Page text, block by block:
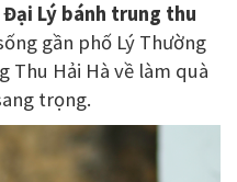
Đại Lý bánh trung thu
gần phố Lý Thường
Thu Hải Hà về làm quà
trọng.